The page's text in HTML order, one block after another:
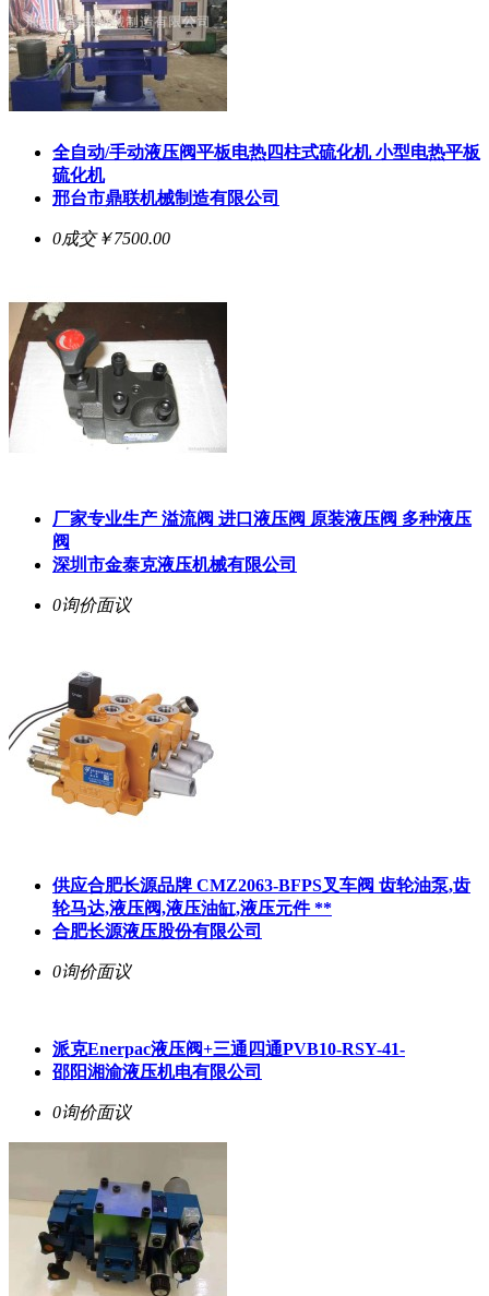
全自动/手动液压阀平板电热四柱式硫化机 小型电热平板
硫化机
邢台市鼎联机械制造有限公司
0成交￥7500.00
厂家专业生产 溢流阀 进口液压阀 原装液压阀 多种液压
阀
深圳市金泰克液压机械有限公司
0询价面议
供应合肥长源品牌 CMZ2063-BFPS叉车阀 齿轮油泵,齿
轮马达,液压阀,液压油缸,液压元件 **
合肥长源液压股份有限公司
0询价面议
派克Enerpac液压阀+三通四通PVB10-RSY-41-
邵阳湘渝液压机电有限公司
0询价面议